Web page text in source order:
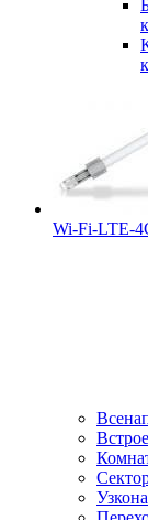
Wi-Fi-LTE-